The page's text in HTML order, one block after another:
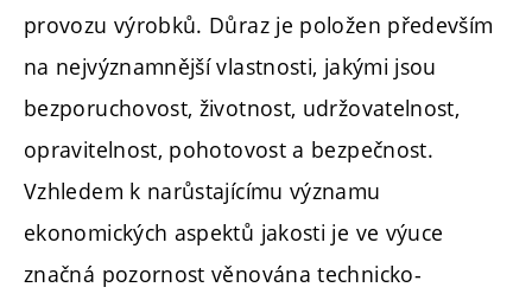
provozu výrobků. Důraz je položen především
na nejvýznamnější vlastnosti, jakými jsou
bezporuchovost, životnost, udržovatelnost,
opravitelnost, pohotovost a bezpečnost.
Vzhledem k narůstajícímu významu
ekonomických aspektů jakosti je ve výuce
značná pozornost věnována technicko-